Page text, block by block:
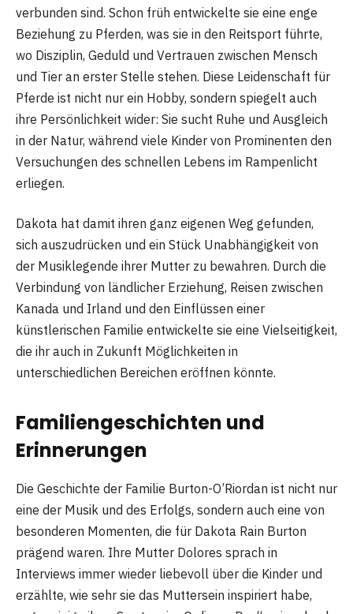
verbunden sind. Schon früh entwickelte sie eine enge
Beziehung zu Pferden, was sie in den Reitsport führte,
wo Disziplin, Geduld und Vertrauen zwischen Mensch
und Tier an erster Stelle stehen. Diese Leidenschaft für
Pferde ist nicht nur ein Hobby, sondern spiegelt auch
ihre Persönlichkeit wider: Sie sucht Ruhe und Ausgleich
in der Natur, während viele Kinder von Prominenten den
Versuchungen des schnellen Lebens im Rampenlicht
erliegen.
Dakota hat damit ihren ganz eigenen Weg gefunden,
sich auszudrücken und ein Stück Unabhängigkeit von
der Musiklegende ihrer Mutter zu bewahren. Durch die
Verbindung von ländlicher Erziehung, Reisen zwischen
Kanada und Irland und den Einflüssen einer
künstlerischen Familie entwickelte sie eine Vielseitigkeit,
die ihr auch in Zukunft Möglichkeiten in
unterschiedlichen Bereichen eröffnen könnte.
Familiengeschichten und
Erinnerungen
Die Geschichte der Familie Burton-O’Riordan ist nicht nur
eine der Musik und des Erfolgs, sondern auch eine von
besonderen Momenten, die für Dakota Rain Burton
prägend waren. Ihre Mutter Dolores sprach in
Interviews immer wieder liebevoll über die Kinder und
erzählte, wie sehr sie das Muttersein inspiriert habe,